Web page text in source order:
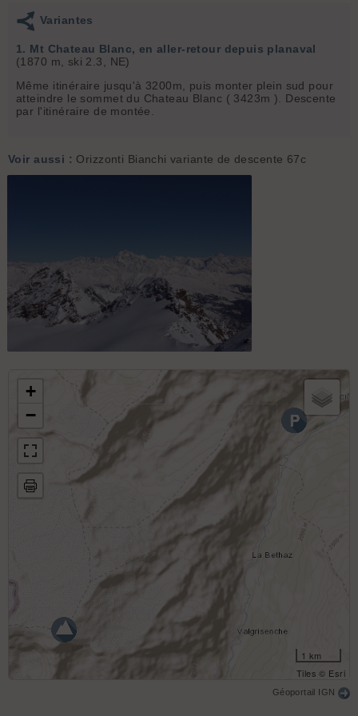
Variantes
1. Mt Chateau Blanc, en aller-retour depuis planaval
(1870 m, ski 2.3, NE)
Même itinéraire jusqu'à 3200m, puis monter plein sud pour
atteindre le sommet du Chateau Blanc ( 3423m ). Descente
par l'itinéraire de montée.
Voir aussi : Orizzonti Bianchi variante de descente 67c
Col Chateau Blanc entre Mont Chateau Blanc à
droite et Doravidi à gauche. Vu depuis le Ruitor
+
−
1 km
Tiles © Esri
Géoportail IGN